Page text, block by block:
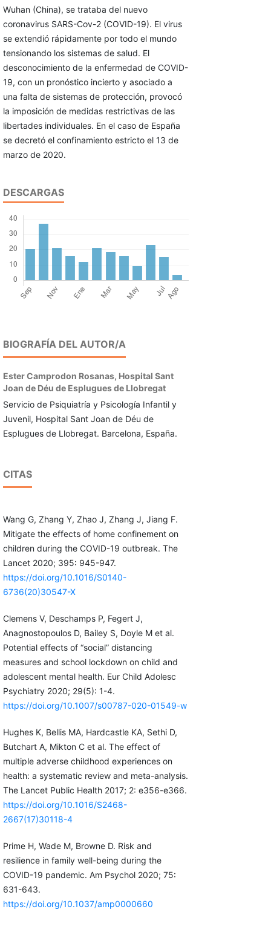
Wuhan (China), se trataba del nuevo
coronavirus SARS-Cov-2 (COVID-19). El virus
se extendió rápidamente por todo el mundo
tensionando los sistemas de salud. El
desconocimiento de la enfermedad de COVID-
19, con un pronóstico incierto y asociado a
una falta de sistemas de protección, provocó
la imposición de medidas restrictivas de las
libertades individuales. En el caso de España
se decretó el confinamiento estricto el 13 de
marzo de 2020.
DESCARGAS
BIOGRAFÍA DEL AUTOR/A
Ester Camprodon Rosanas, Hospital Sant
Joan de Déu de Esplugues de Llobregat
Servicio de Psiquiatría y Psicología Infantil y
Juvenil, Hospital Sant Joan de Déu de
Esplugues de Llobregat. Barcelona, España.
CITAS
Wang G, Zhang Y, Zhao J, Zhang J, Jiang F.
Mitigate the effects of home confinement on
children during the COVID-19 outbreak. The
Lancet 2020; 395: 945-947.
https://doi.org/10.1016/S0140-
6736(20)30547-X
Clemens V, Deschamps P, Fegert J,
Anagnostopoulos D, Bailey S, Doyle M et al.
Potential effects of “social” distancing
measures and school lockdown on child and
adolescent mental health. Eur Child Adolesc
Psychiatry 2020; 29(5): 1-4.
https://doi.org/10.1007/s00787-020-01549-w
Hughes K, Bellis MA, Hardcastle KA, Sethi D,
Butchart A, Mikton C et al. The effect of
multiple adverse childhood experiences on
health: a systematic review and meta-analysis.
The Lancet Public Health 2017; 2: e356-e366.
https://doi.org/10.1016/S2468-
2667(17)30118-4
Prime H, Wade M, Browne D. Risk and
resilience in family well-being during the
COVID-19 pandemic. Am Psychol 2020; 75:
631-643.
https://doi.org/10.1037/amp0000660